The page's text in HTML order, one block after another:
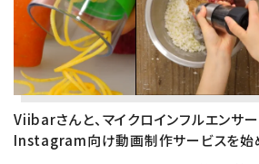
Viibarさんと、マイクロインフルエンサ
Instagram向け動画制作サービスを始